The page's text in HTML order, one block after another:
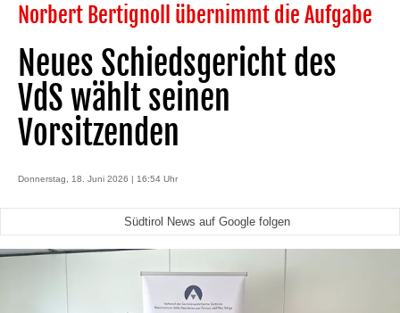
Norbert Bertignoll übernimmt die Aufgabe
Neues Schiedsgericht des
VdS wählt seinen
Vorsitzenden
Donnerstag, 18. Juni 2026 | 16:54 Uhr
Südtirol News auf Google folgen